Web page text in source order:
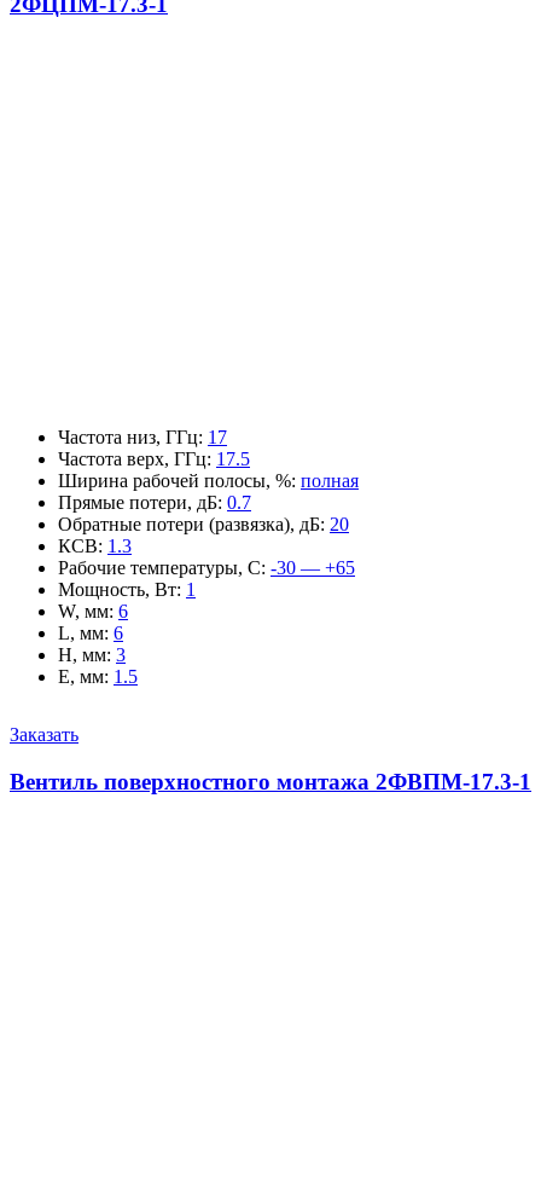
Частота низ, ГГц: 17
Частота верх, ГГц: 17.5
Ширина рабочей полосы, %: полная
Прямые потери, дБ: 0.7
Обратные потери (развязка), дБ: 20
КСВ: 1.3
Рабочие температуры, С: -30 — +65
Мощность, Вт: 1
W, мм: 6
L, мм: 6
H, мм: 3
E, мм: 1.5
Заказать
Вентиль поверхностного монтажа 2ФВПМ-17.3-1